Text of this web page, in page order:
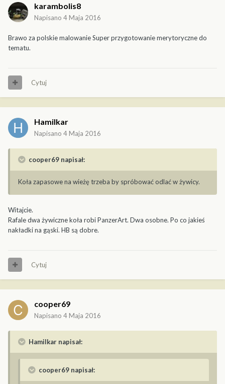
karambolis8
Napisano 4 Maja 2016
Brawo za polskie malowanie Super przygotowanie merytoryczne do
tematu.
Cytuj
Hamilkar
Napisano 4 Maja 2016
cooper69 napisał:
Koła zapasowe na wieżę trzeba by spróbować odlać w żywicy.
Witajcie.
Rafale dwa żywiczne koła robi PanzerArt. Dwa osobne. Po co jakieś
nakładki na gąski. HB są dobre.
Cytuj
cooper69
Napisano 4 Maja 2016
Hamilkar napisał:
cooper69 napisał: